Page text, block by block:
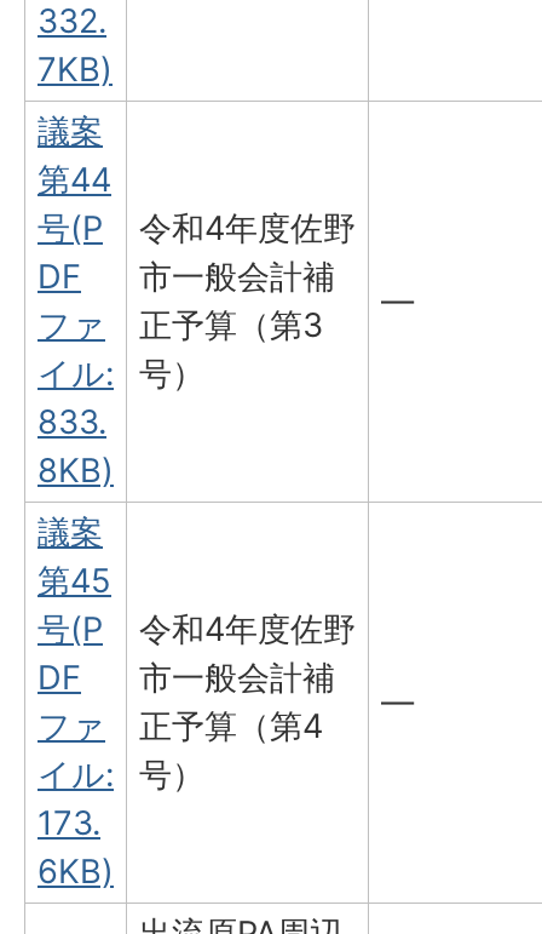
332.
7KB)
議案
第44
号(P
DF
ファ
イル:
833.
8KB)
令和4年度佐野
市一般会計補
正予算（第3
号）
―
議案
第45
号(P
DF
ファ
イル:
173.
6KB)
令和4年度佐野
市一般会計補
正予算（第4
号）
―